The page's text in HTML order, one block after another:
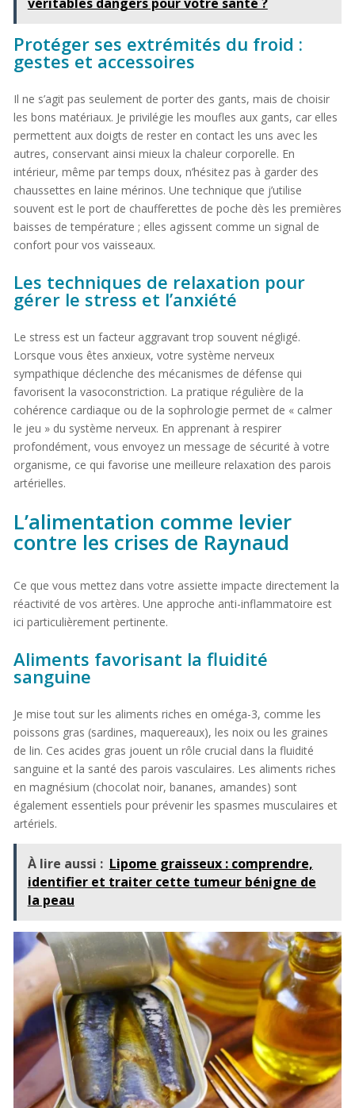
véritables dangers pour votre santé ?
Protéger ses extrémités du froid :
gestes et accessoires
Il ne s’agit pas seulement de porter des gants, mais de choisir
les bons matériaux. Je privilégie les moufles aux gants, car elles
permettent aux doigts de rester en contact les uns avec les
autres, conservant ainsi mieux la chaleur corporelle. En
intérieur, même par temps doux, n’hésitez pas à garder des
chaussettes en laine mérinos. Une technique que j’utilise
souvent est le port de chaufferettes de poche dès les premières
baisses de température ; elles agissent comme un signal de
confort pour vos vaisseaux.
Les techniques de relaxation pour
gérer le stress et l’anxiété
Le stress est un facteur aggravant trop souvent négligé.
Lorsque vous êtes anxieux, votre système nerveux
sympathique déclenche des mécanismes de défense qui
favorisent la vasoconstriction. La pratique régulière de la
cohérence cardiaque ou de la sophrologie permet de « calmer
le jeu » du système nerveux. En apprenant à respirer
profondément, vous envoyez un message de sécurité à votre
organisme, ce qui favorise une meilleure relaxation des parois
artérielles.
L’alimentation comme levier
contre les crises de Raynaud
Ce que vous mettez dans votre assiette impacte directement la
réactivité de vos artères. Une approche anti-inflammatoire est
ici particulièrement pertinente.
Aliments favorisant la fluidité
sanguine
Je mise tout sur les aliments riches en oméga-3, comme les
poissons gras (sardines, maquereaux), les noix ou les graines
de lin. Ces acides gras jouent un rôle crucial dans la fluidité
sanguine et la santé des parois vasculaires. Les aliments riches
en magnésium (chocolat noir, bananes, amandes) sont
également essentiels pour prévenir les spasmes musculaires et
artériels.
À lire aussi : Lipome graisseux : comprendre,
identifier et traiter cette tumeur bénigne de
la peau